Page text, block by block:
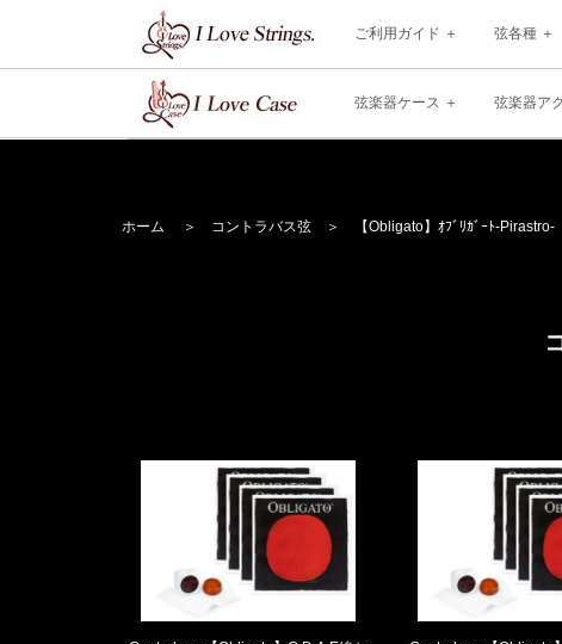
ご利用ガイド 弦各種
弦楽器ケース 弦楽器ア
ホーム ＞ コントラバス弦 ＞ 【Obligato】 ｵﾌﾞﾘｶﾞｰﾄ-Pirastro-